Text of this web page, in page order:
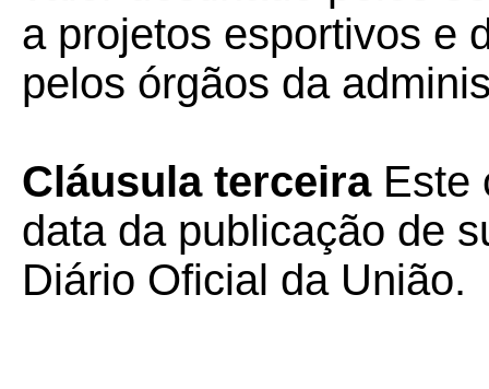
a projetos esportivos e
pelos órgãos da
Cláusula terceiraEste
data da publicação de
Diário Oficial da União.